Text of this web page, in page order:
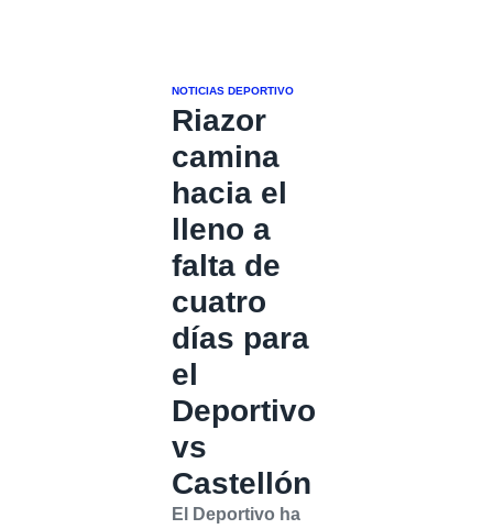
NOTICIAS DEPORTIVO
Riazor
camina
hacia el
lleno a
falta de
cuatro
días para
el
Deportivo
vs
Castellón
El Deportivo ha